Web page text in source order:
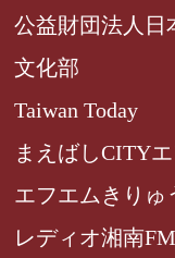
公益財団法人日
文化部
Taiwan Today
まえばしCITY
エフエムきりゅ
レディオ湘南